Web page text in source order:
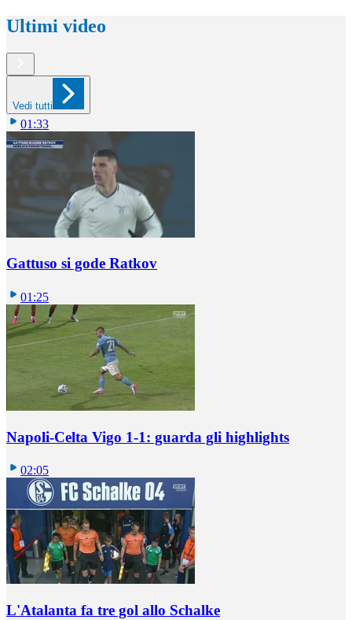
Ultimi video
Vedi tutti
01:33
Gattuso si gode Ratkov
01:25
Napoli-Celta Vigo 1-1: guarda gli highlights
02:05
L'Atalanta fa tre gol allo Schalke